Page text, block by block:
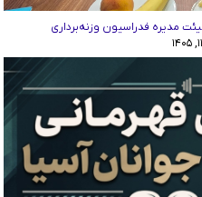
مدیره فدراسیون وزنه‌برداری